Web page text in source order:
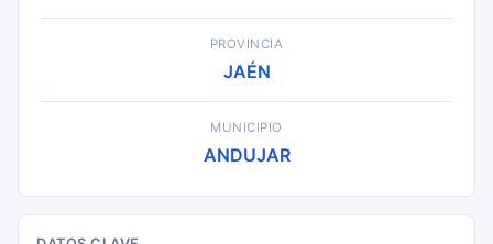
PROVINCIA
JAÉN
MUNICIPIO
ANDUJAR